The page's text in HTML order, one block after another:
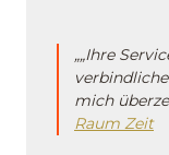
„„Ihre
mich
Raum Zeit